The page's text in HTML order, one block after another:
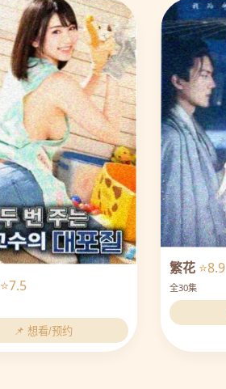
⭐7.5
📌 想看/预约
繁花 ⭐8.9
全30集